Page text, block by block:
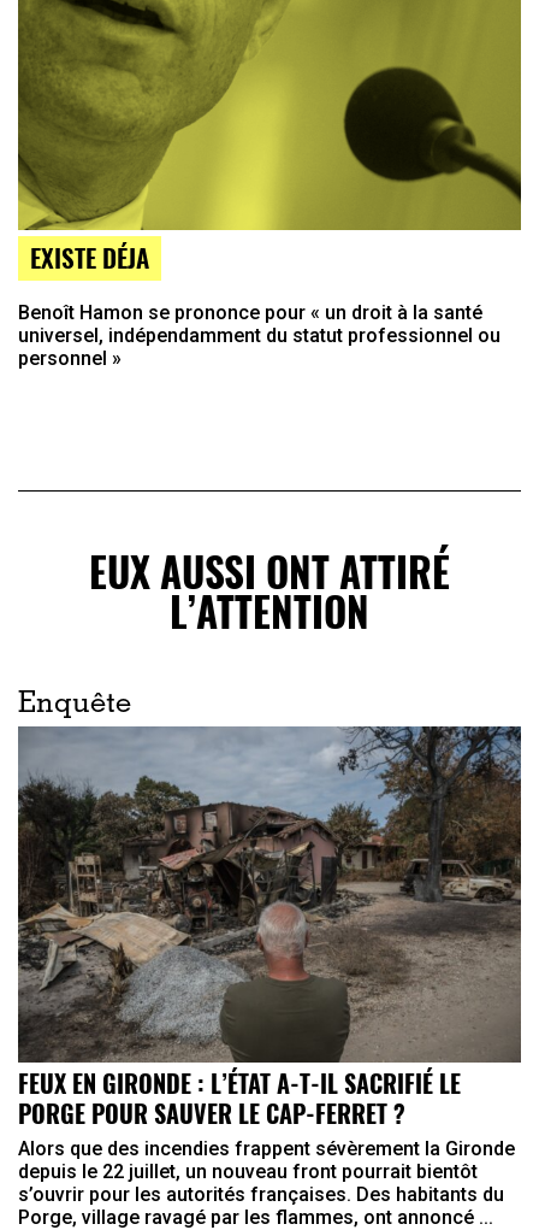
EXISTE DÉJA
Benoît Hamon se prononce pour « un droit à la santé
universel, indépendamment du statut professionnel ou
personnel »
EUX AUSSI ONT ATTIRÉ
L’ATTENTION
Enquête
FEUX EN GIRONDE : L’ÉTAT A-T-IL SACRIFIÉ LE
PORGE POUR SAUVER LE CAP-FERRET ?
Alors que des incendies frappent sévèrement la Gironde
depuis le 22 juillet, un nouveau front pourrait bientôt
s’ouvrir pour les autorités françaises. Des habitants du
Porge, village ravagé par les flammes, ont annoncé ...